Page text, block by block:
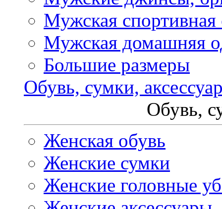
Мужская спортивная
Мужская домашняя
Большие размеры
Обувь, сумки,
Обувь,
Женская обувь
Женские сумки
Женские головные